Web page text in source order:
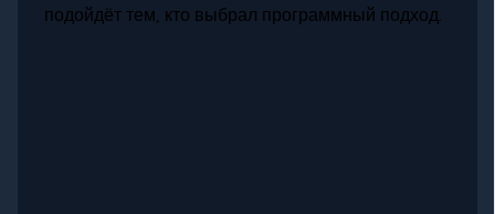
подойдёт тем, кто выбрал программный подход.